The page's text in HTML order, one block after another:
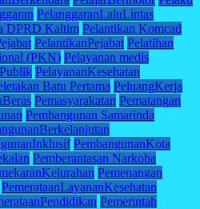
PelanggaranLaluLintas
DPRD Kaltim Pelantikan Komcad
PelantikanPejabat Pelatihan
(PKN) Pelayanan medis
PelayananKesehatan
Batu Pertama PeluangKerja
Pemasyarakatan Pematangan
Pembangunan Samarinda
PembangunanKota
Pemberantasan Narkoba
Pemenangan
PemerataanLayananKesehatan
Pemerintah